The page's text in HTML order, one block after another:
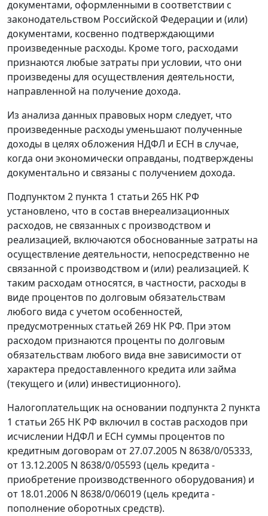
документами, оформленными в соответствии с
законодательством Российской Федерации и (или)
документами, косвенно подтверждающими
произведенные расходы. Кроме того, расходами
признаются любые затраты при условии, что они
произведены для осуществления деятельности,
направленной на получение дохода.
Из анализа данных правовых норм следует, что
произведенные расходы уменьшают полученные
доходы в целях обложения НДФЛ и ЕСН в случае,
когда они экономически оправданы, подтверждены
документально и связаны с получением дохода.
Подпунктом 2 пункта 1 статьи 265 НК РФ
установлено, что в состав внереализационных
расходов, не связанных с производством и
реализацией, включаются обоснованные затраты на
осуществление деятельности, непосредственно не
связанной с производством и (или) реализацией. К
таким расходам относятся, в частности, расходы в
виде процентов по долговым обязательствам
любого вида с учетом особенностей,
предусмотренных статьей 269 НК РФ. При этом
расходом признаются проценты по долговым
обязательствам любого вида вне зависимости от
характера предоставленного кредита или займа
(текущего и (или) инвестиционного).
Налогоплательщик на основании подпункта 2 пункта
1 статьи 265 НК РФ включил в состав расходов при
исчислении НДФЛ и ЕСН суммы процентов по
кредитным договорам от 27.07.2005 N 8638/0/05333,
от 13.12.2005 N 8638/0/05593 (цель кредита -
приобретение производственного оборудования) и
от 18.01.2006 N 8638/0/06019 (цель кредита -
пополнение оборотных средств).